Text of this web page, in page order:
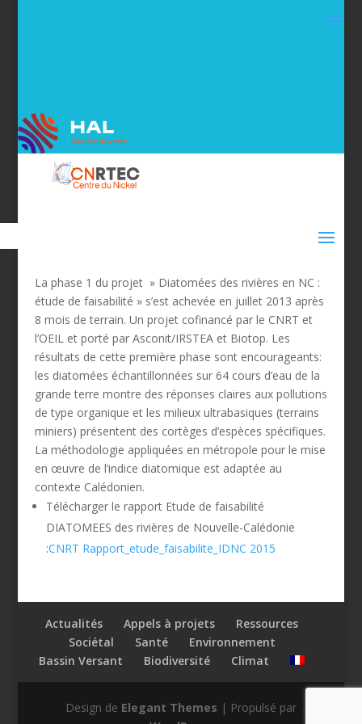
La phase 1 du projet » Diatomées des rivières en NC :
étude de faisabilité » s’est achevée en juillet 2013 après
8 mois de terrain. Un projet cofinancé par le CNRT et
l’OEIL et porté par Asconit/IRSTEA et Biotop. Les
résultats de cette première phase sont encourageants:
les diatomées échantillonnées sur 64 cours d’eau de la
grande terre montre des réponses claires aux pollutions
de type organique et les milieux ultrabasiques (terrains
miniers) présentent des cortèges d’espèces spécifiques.
La méthodologie appliquées en métropole pour le mise
en œuvre de l’indice diatomique est adaptée au
contexte Calédonien.
Télécharger le rapport Etude de faisabilité
DIATOMEES des rivières de Nouvelle-Calédonie
:CNRT Rapport_etude_faisabilite_IDNC 2015
Actualités Appels à projets
Ressources
Sociétal
Santé
Environnement
Bassin Versant
Biodiversité Climat
Design de Elegant Themes | Propulsé par